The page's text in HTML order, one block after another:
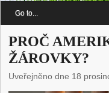
PROČ
ŽÁROVKY?
Uveřejněno dne 18